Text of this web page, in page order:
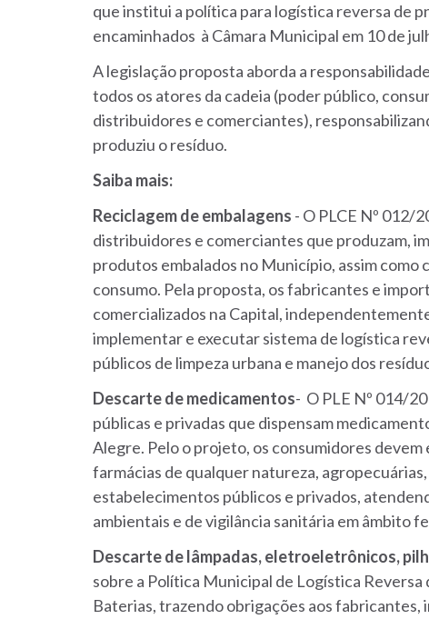
que institui a política para logística reversa de
encaminhados à Câmara Municipal em 10 de
A legislação proposta aborda a
todos os atores da cadeia (poder público,
distribuidores e comerciantes),
produziu o resíduo.
Saiba mais:
Reciclagem de embalagens - O PLCE Nº 012/
distribuidores e comerciantes que produzam,
produtos embalados no Município, assim como
consumo. Pela proposta, os fabricantes e
comercializados na Capital,
implementar e executar sistema de logística
públicos de limpeza urbana e manejo dos
Descarte de medicamentos- O PLE Nº 014/
públicas e privadas que dispensam
Alegre. Pelo o projeto, os consumidores
farmácias de qualquer natureza,
estabelecimentos públicos e privados,
ambientais e de vigilância sanitária em âmbito
Descarte de lâmpadas, eletroeletrônicos,
sobre a Política Municipal de Logística
Baterias, trazendo obrigações aos